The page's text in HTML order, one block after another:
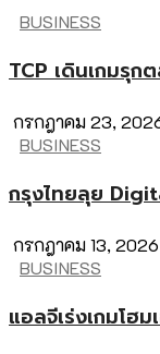
BUSINESS
TCP เดินเกมรุ
กรกฎาคม 23,
BUSINESS
กรุงไทยลุย
กรกฎาคม 13, 2026
BUSINESS
แอลจีเร่งเกมโฮ